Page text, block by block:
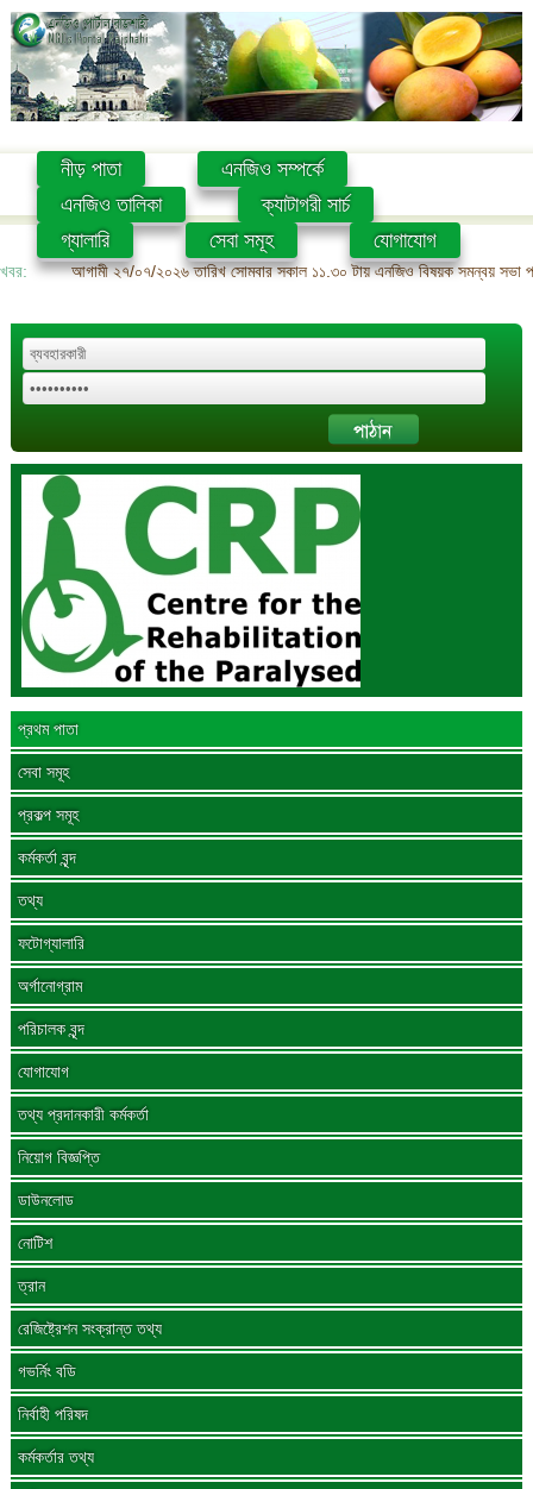
নীড় পাতা
এনজিও সম্পর্কে
এনজিও তালিকা
ক্যাটাগরী সার্চ
গ্যালারি
সেবা সমূহ যোগাযোগ
খবর: আগামী ২৭/০৭/২০২৬ তারিখ সোমবার সকাল ১১.৩০ টায় এনজিও বিষয়ক সমন্বয় সভা
প্রথম পাতা
সেবা সমূহ
প্রকল্প সমূহ
কর্মকর্তা বৃন্দ
তথ্য
ফটোগ্যালারি
অর্গানোগ্রাম
পরিচালক বৃন্দ
যোগাযোগ
তথ্য প্রদানকারী কর্মকর্তা
নিয়োগ বিজ্ঞপ্তি
ডাউনলোড
নোটিশ
ত্রান
রেজিষ্ট্রেশন সংক্রান্ত তথ্য
গভর্নিং বডি
নির্বাহী পরিষদ
কর্মকর্তার তথ্য